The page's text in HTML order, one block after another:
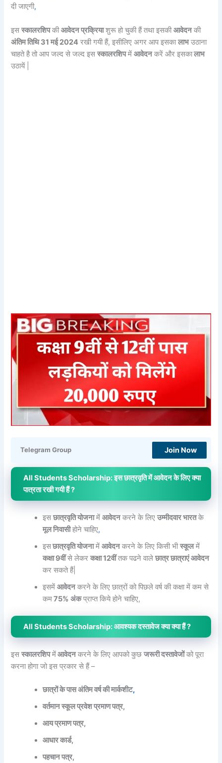
दी जाएगी,
इसस्कालरशिपकीआवेदन प्रक्रियाशुरू हो चुकी हैं तथा इसकीआवेदनकी
अंतिम तिथि 31 मई 2024 रखी गयी हैं, इसीलिए अगर आप इसकालाभउठाना
चाहते है तो आप जल्द से जल्द इसस्कालरशिपमेंआवेदनकरें और इसकालाभ
उठायें |
Telegram Group Join Now
All Students Scholarship: इस छात्रवृति में आवेदन के लिए क्या
पात्रता रखी गयी हैं ?
इसछात्रवृति योजनामेंआवेदनकरने के लिएउम्मीदवार भारतके
मूल निवासीहोने चाहिए,
इसछात्रवृति योजनामेंआवेदनकरने के लिए किसी भीस्कूलमें
कक्षा 9वींसे लेकरकक्षा 12वींतक पढने वालेछात्र छात्राएं आवेदन
कर सकते हैं|
इसमेंआवेदनकरने के लिए छात्रों को पिछले वर्ष की कक्षा में कम से
कम75% अंकप्राप्त किये होने चाहिए,
All Students Scholarship: आवश्यक दस्तावेज क्या क्या हैं ?
इसस्कालरशिपमेंआवेदनकरने के लिए आपको कुछजरूरी दस्तावेजोंको पूरा
करना होगा जो इस प्रकार से हैं –
छात्रों के पास अंतिम वर्ष की मार्कशीट,
वर्तमान स्कूल प्रवेश प्रमाण पत्र,
आय प्रमाण पत्र,
आधार कार्ड,
पहचान पत्र,